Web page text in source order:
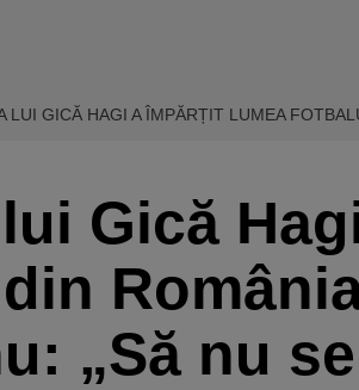
LUI GICĂ HAGI A ÎMPĂRȚIT LUMEA
Gică
„Să nu